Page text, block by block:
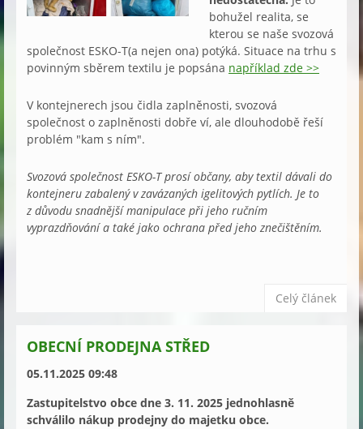
bohužel realita, se
kterou se naše svozová
společnost ESKO-T(a nejen ona) potýká. Situace na trhu s
povinným sběrem textilu je popsána například zde >>
V kontejnerech jsou čidla zaplněnosti, svozová
společnost o zaplněnosti dobře ví, ale dlouhodobě řeší
problém "kam s ním".
Svozová společnost ESKO-T prosí občany, aby textil dávali do
kontejneru zabalený v zavázaných igelitových pytlích. Je to
z důvodu snadnější manipulace při jeho ručním
vyprazdňování a také jako ochrana před jeho znečištěním.
Celý článek
OBECNÍ PRODEJNA STŘED
05.11.2025 09:48
Zastupitelstvo obce dne 3. 11. 2025 jednohlasně
schválilo nákup prodejny do majetku obce.